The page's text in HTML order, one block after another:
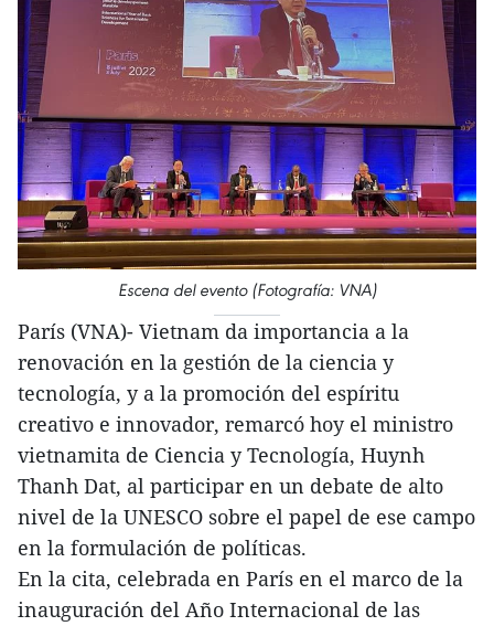
Escena del evento (Fotografía: VNA)
París (VNA)- Vietnam da importancia a la
renovación en la gestión de la ciencia y
tecnología, y a la promoción del espíritu
creativo e innovador, remarcó hoy el ministro
vietnamita de Ciencia y Tecnología, Huynh
Thanh Dat, al participar en un debate de alto
nivel de la UNESCO sobre el papel de ese campo
en la formulación de políticas.
En la cita, celebrada en París en el marco de la
inauguración del Año Internacional de las